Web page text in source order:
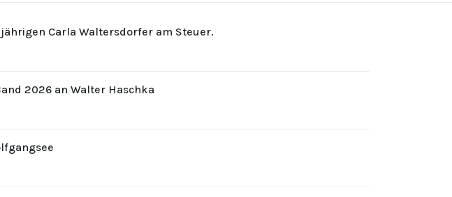
Carla Waltersdorfer am Steuer.
2026 an Walter Haschka